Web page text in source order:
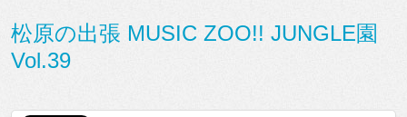
松原の出張 MUSIC ZOO!! JUNGLE園
Vol.39